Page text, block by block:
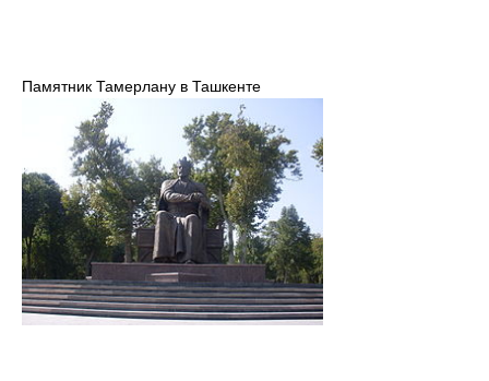
Памятник Тамерлану в Ташкенте